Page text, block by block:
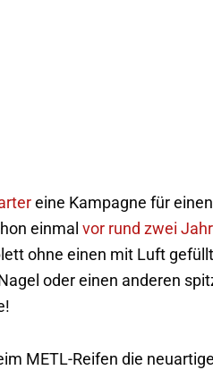
eine Kampagne für
einmal vor rund zwei
ohne einen mit Luft
oder einen anderen
METL-Reifen die